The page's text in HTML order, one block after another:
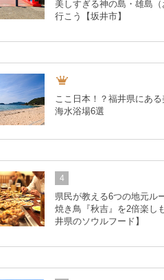
美しすぎる神の島・雄島
行こう【坂井市】
ここ日本！？福井県にあ
海水浴場6選
4
県民が教える6つの地元ル
焼き鳥『秋吉』を2倍楽し
井県のソウルフード】